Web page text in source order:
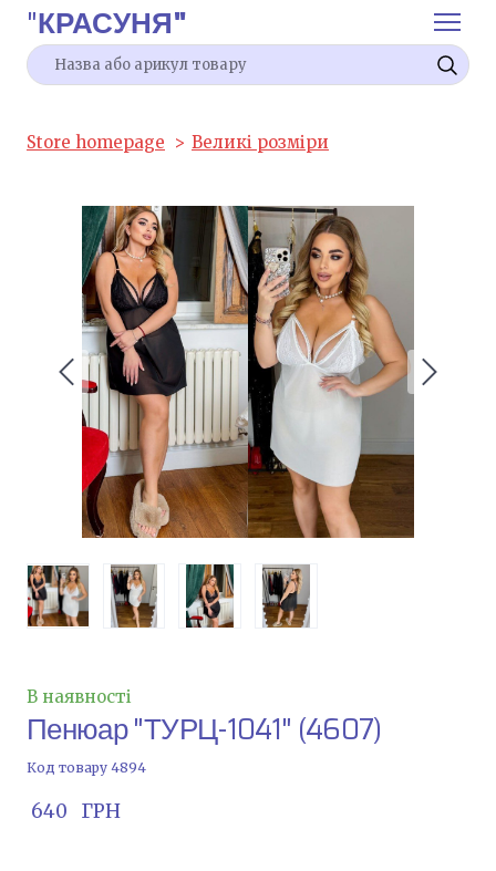
"КРАСУНЯ"
Store homepage Великі розміри
В наявності
Пенюар "ТУРЦ-1041" (4607)
Код товару 4894
640   ГРН